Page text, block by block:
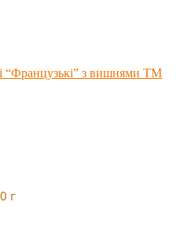
“Французькі” з вишнями ТМ
г